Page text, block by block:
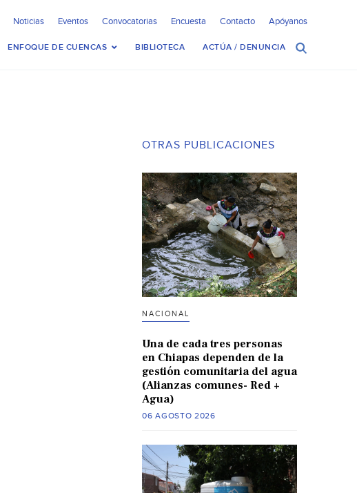
Noticias Eventos Convocatorias Encuesta Contacto Apóyanos
ENFOQUE DE CUENCAS BIBLIOTECA ACTÚA / DENUNCIA
OTRAS PUBLICACIONES
NACIONAL
Una de cada tres personas
en Chiapas dependen de la
gestión comunitaria del agua
(Alianzas comunes- Red +
Agua)
06 AGOSTO 2026